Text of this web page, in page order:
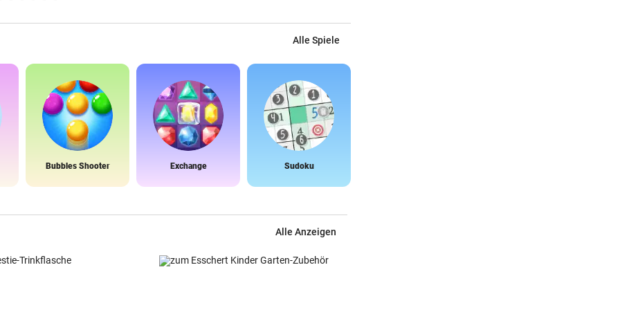
Alle Spiele
Bubbles Shooter Exchange Sudoku
Alle Anzeigen